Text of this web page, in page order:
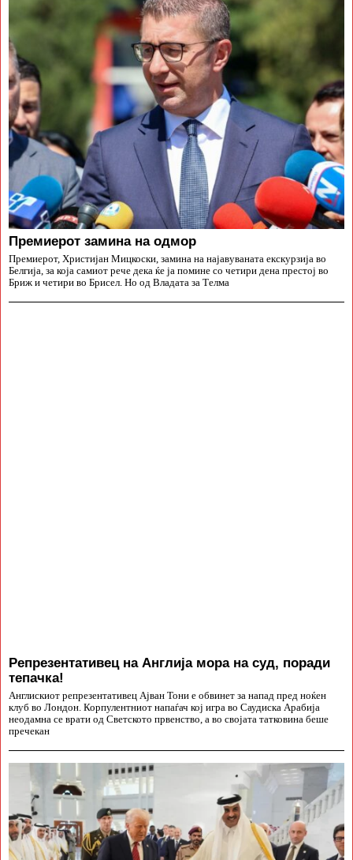
Премиерот замина на одмор
Премиерот, Христијан Мицкоски, замина на најавуваната екскурзија во
Белгија, за која самиот рече дека ќе ја помине со четири дена престој во
Бриж и четири во Брисел. Но од Владата за Телма
Репрезентативец на Англија мора на суд, поради
тепачка!
Англискиот репрезентативец Ајван Тони е обвинет за напад пред ноќен
клуб во Лондон. Корпулентниот напаѓач кој игра во Саудиска Арабија
неодамна се врати од Светското првенство, а во својата татковина беше
пречекан